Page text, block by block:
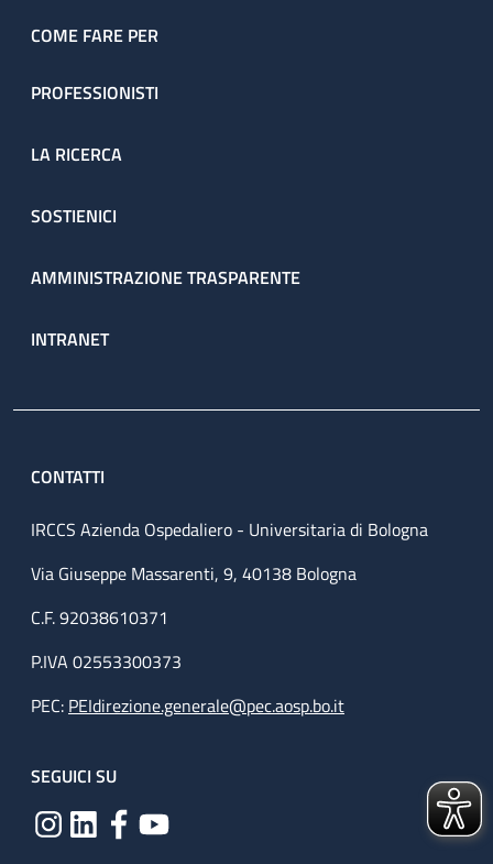
COME FARE PER
PROFESSIONISTI
LA RICERCA
SOSTIENICI
AMMINISTRAZIONE TRASPARENTE
INTRANET
CONTATTI
IRCCS Azienda Ospedaliero - Universitaria di Bologna
Via Giuseppe Massarenti, 9, 40138 Bologna
C.F. 92038610371
P.IVA 02553300373
PEC: PEIdirezione.generale@pec.aosp.bo.it
SEGUICI SU